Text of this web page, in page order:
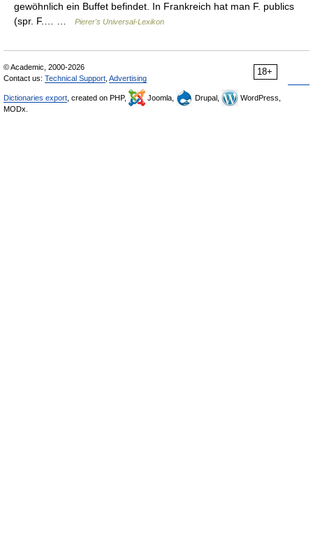
gewöhnlich ein Buffet befindet. In Frankreich hat man F. publics
(spr. F.… …
Pierer's Universal-Lexikon
18+
© Academic, 2000-2026
Contact us: Technical Support Advertising
Dictionaries export , created on PHP, Joomla, Drupal,
WordPress,
MODx.